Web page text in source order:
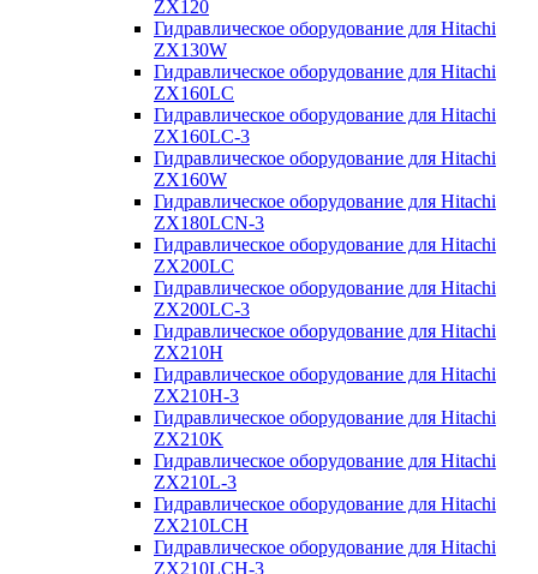
ZX120
Гидравлическое оборудование для Hitachi
ZX130W
Гидравлическое оборудование для Hitachi
ZX160LC
Гидравлическое оборудование для Hitachi
ZX160LC-3
Гидравлическое оборудование для Hitachi
ZX160W
Гидравлическое оборудование для Hitachi
ZX180LCN-3
Гидравлическое оборудование для Hitachi
ZX200LC
Гидравлическое оборудование для Hitachi
ZX200LC-3
Гидравлическое оборудование для Hitachi
ZX210H
Гидравлическое оборудование для Hitachi
ZX210H-3
Гидравлическое оборудование для Hitachi
ZX210K
Гидравлическое оборудование для Hitachi
ZX210L-3
Гидравлическое оборудование для Hitachi
ZX210LCH
Гидравлическое оборудование для Hitachi
ZX210LCH-3